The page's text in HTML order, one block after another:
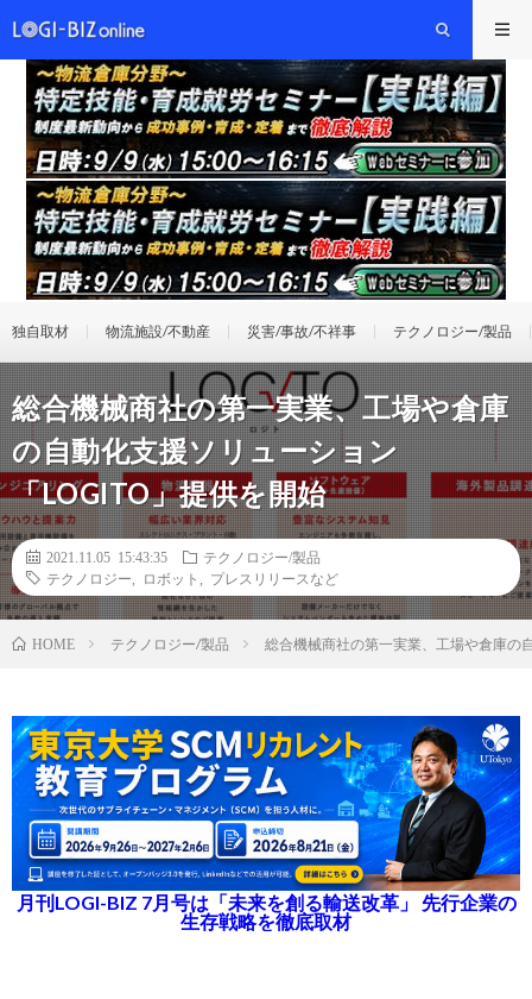
独自取材 物流施設/不動産 災害/事故/不祥事 テクノロジー/製品
総合機械商社の第一実業、工場や倉庫
の自動化支援ソリューション
「LOGITO」提供を開始
2021.11.05 15:43:35
テクノロジー/製品
テクノロジー
ロボット プレスリリースなど
HOME テクノロジー/製品 総合機械商社の第一実業、工場や倉庫の
月刊LOGI-BIZ 7月号は「未来を創る輸送改革」 先行企業の
生存戦略を徹底取材